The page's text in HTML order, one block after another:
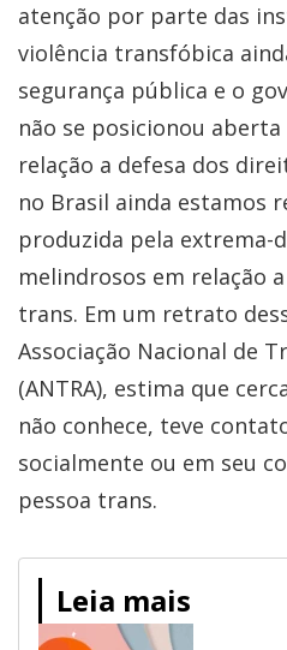
atenção por parte das
violência transfóbica
segurança pública e o
não se posicionou
relação a defesa dos
no Brasil ainda estamos
produzida pela extrema-
melindrosos em relação
trans. Em um retrato
Associação Nacional de
(ANTRA), estima que
não conhece, teve
socialmente ou em seu
pessoa trans.
Leia mais